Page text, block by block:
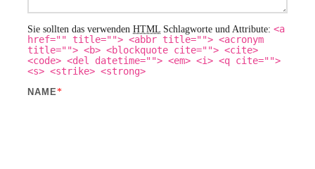
Sie sollten das verwenden HTML Schlagworte und Attribute: <a
href="" title=""> <abbr title=""> <acronym
title=""> <b> <blockquote cite=""> <cite>
<code> <del datetime=""> <em> <i> <q cite="">
<s> <strike> <strong>
NAME*